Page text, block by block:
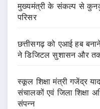
मुख्यमंत्री के संकल्प से
परिसर
छत्तीसगढ़ को एआई हब
ने डिजिटल सुशासन और
स्कूल शिक्षा मंत्री गजेंद्र
संचालकों एवं जिला शिक्षा
संपन्न